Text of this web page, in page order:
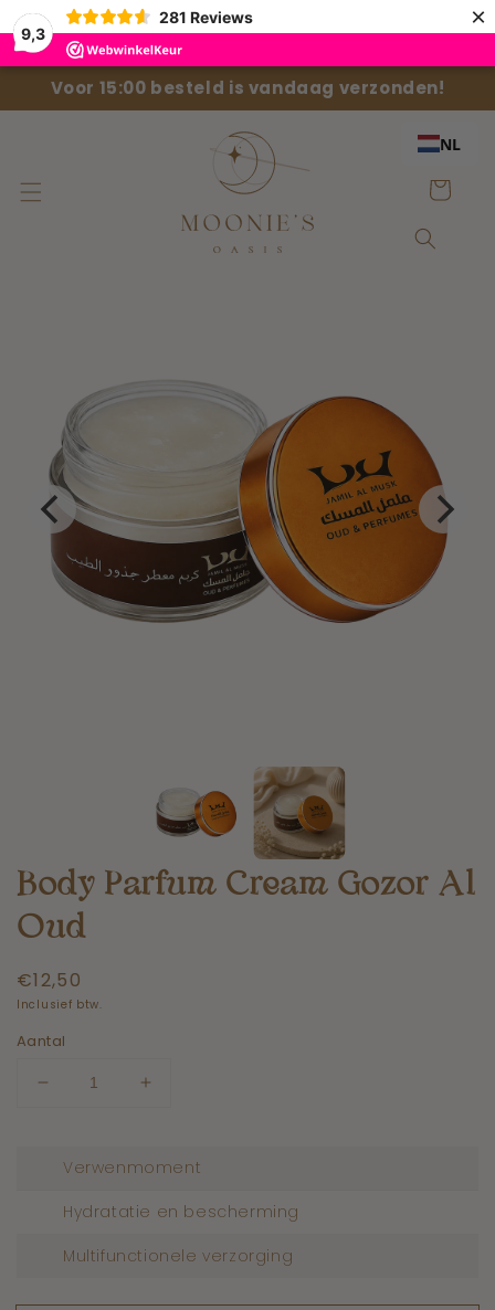
9,3
281 Reviews ×
naar de
content
Voor 15:00 besteld is vandaag verzonden!
NL
Body Parfum Cream Gozor Al
Oud
Normale
prijs
€12,50
Inclusief btw.
Aantal
Aantal
Body
Cream
Aantal
Body
Cream
Al
Verwenmoment
Hydratatie en bescherming
Multifunctionele verzorging